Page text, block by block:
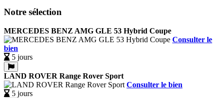
Notre sélection
MERCEDES BENZ AMG GLE 53 Hybrid Coupe
Consulter le
bien
5 jours
LAND ROVER Range Rover Sport
Consulter le bien
5 jours